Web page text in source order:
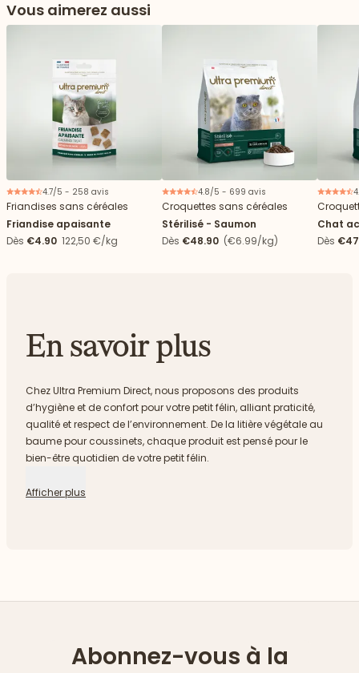
Vous aimerez aussi
4.7/5 - 258 avis
Friandises sans céréales
Friandise apaisante
Dès €4.90 122,50 €/kg
4.8/5 - 699 avis
Croquettes sans céréales
Stérilisé - Saumon
Dès €48.90 (€6.99/kg)
Chat
Dès
En savoir plus
Chez Ultra Premium Direct, nous proposons des produits
d’hygiène et de confort pour votre petit félin, alliant praticité,
qualité et respect de l’environnement. De la litière végétale au
baume pour coussinets, chaque produit est pensé pour le
bien-être quotidien de votre petit félin.
Afficher plus
Abonnez-vous à la